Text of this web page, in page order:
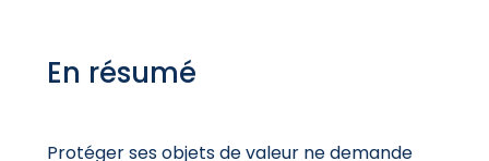
En résumé
Protéger ses objets de valeur ne demande